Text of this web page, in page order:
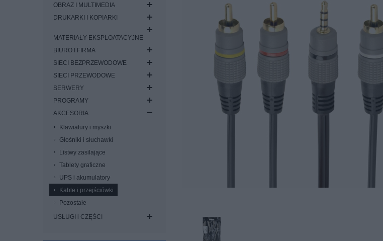
OBRAZ I MULTIMEDIA
DRUKARKI I KOPIARKI
MATERIAŁY EKSPLOATACYJNE
BIURO I FIRMA
SIECI BEZPRZEWODOWE
SIECI PRZEWODOWE
SERWERY
PROGRAMY
AKCESORIA
Klawiatury i myszki
Głośniki i słuchawki
Listwy zasilające
Tablety graficzne
UPS i akumulatory
Kable i przejściówki
Pozostałe
USŁUGI i CZĘŚCI